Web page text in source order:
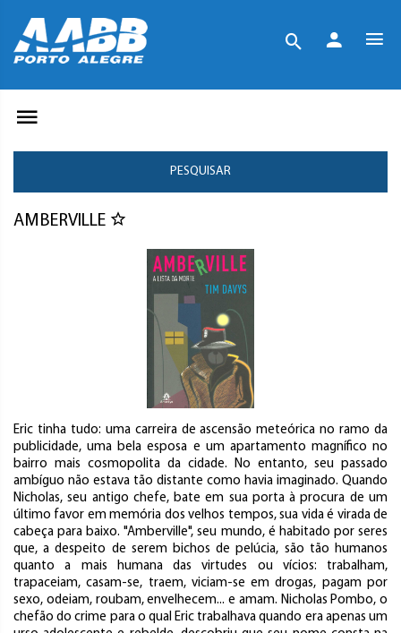
PESQUISAR
AMBERVILLE
Eric tinha tudo: uma carreira de ascensão meteórica no ramo da
publicidade, uma bela esposa e um apartamento magnífico no
bairro mais cosmopolita da cidade. No entanto, seu passado
ambíguo não estava tão distante como havia imaginado. Quando
Nicholas, seu antigo chefe, bate em sua porta à procura de um
último favor em memória dos velhos tempos, sua vida é virada de
cabeça para baixo. "Amberville", seu mundo, é habitado por seres
que, a despeito de serem bichos de pelúcia, são tão humanos
quanto a mais humana das virtudes ou vícios: trabalham,
trapaceiam, casam-se, traem, viciam-se em drogas, pagam por
sexo, odeiam, roubam, envelhecem... e amam. Nicholas Pombo, o
chefão do crime para o qual Eric trabalhava quando era apenas um